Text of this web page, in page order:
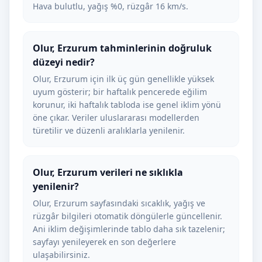
Hava bulutlu, yağış %0, rüzgâr 16 km/s.
Olur, Erzurum tahminlerinin doğruluk
düzeyi nedir?
Olur, Erzurum için ilk üç gün genellikle yüksek
uyum gösterir; bir haftalık pencerede eğilim
korunur, iki haftalık tabloda ise genel iklim yönü
öne çıkar. Veriler uluslararası modellerden
türetilir ve düzenli aralıklarla yenilenir.
Olur, Erzurum verileri ne sıklıkla
yenilenir?
Olur, Erzurum sayfasındaki sıcaklık, yağış ve
rüzgâr bilgileri otomatik döngülerle güncellenir.
Ani iklim değişimlerinde tablo daha sık tazelenir;
sayfayı yenileyerek en son değerlere
ulaşabilirsiniz.